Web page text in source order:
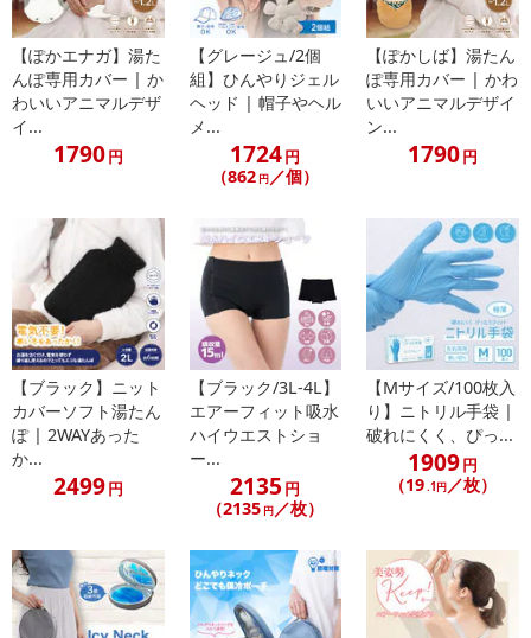
合がございます。
あらかじめご了承いただいた上でお申込みください。なお、本理由
によるお申込み後のキャンセル・返品交換は対応いたしかねます。
【お支払いについて】
※お支払い方法は、電話料金合算払い、クレジットカード払い、dポ
イントがご利用いただけます。
【発送・お届け・商品について】
※お申込み頂きました商品の同梱、お届けの日時指定はいたしかね
ます。
※お客様のご都合でお受取りいただけない場合、商品の再発送や返
金はいたしかねます。
また、お届け日時のご指定は、お受けできません。宅配業者からの
不在票にてご対応ください。
※発送予定日は前後する場合がございます。また商品によって発送
日が異なります。
※dショッピングサンプル百貨店よりお届けする商品は、ご利用いた
だいた後のご感想をいただくことを目的としており、転売等は固く
禁じます。
転売等、目的以外での利用が確認された場合は、サービス利用を停
止させていただきます。
【ぽかエナガ】湯た
んぽ専用カバー | か
わいいアニマルデザ
イ...
1790円
【グレージュ/2個
組】ひんやりジェル
ヘッド | 帽子やヘル
メ...
1724円
（862 円 ／個）
【ぽかしば】湯たん
ぽ専用カバー | かわ
いいアニマルデザイ
ン...
1790円
【ブラック】ニット
カバーソフト湯たん
ぽ | 2WAYあった
か...
2499円
【ブラック/3L-4L】
エアーフィット吸水
ハイウエストショ
ー...
2135 円
（2135 円／枚）
【Mサイズ/100枚入
り】ニトリル手袋 |
破れにくく、ぴっ...
1909円
（19.1円／枚）